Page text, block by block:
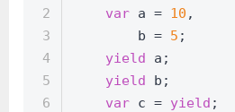
2
3
4
5
6
var a = 10 ,
        b =
5 ;
yield a;
yield b;
var c = yield ;